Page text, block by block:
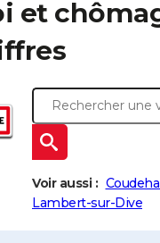
et
Voir aussi :
Lambert-sur-Dive